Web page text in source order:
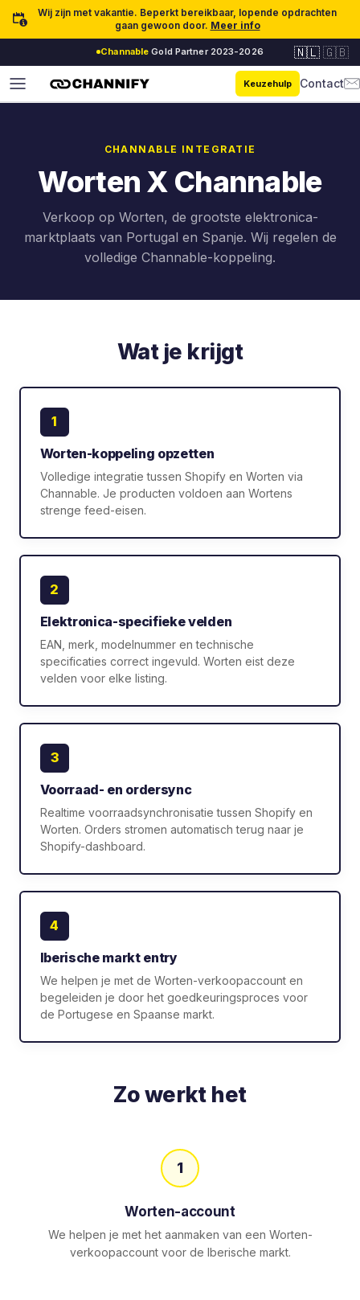
Ga naar inhoudWij zijn met vakantie. Beperkt bereikbaar, lopende opdrachten
gaan gewoon door. Meer info
Channable Gold Partner 2023-2026 🇳🇱 🇬🇧
Keuzehulp Contact
CHANNABLE INTEGRATIE
Worten X Channable
Verkoop op Worten, de grootste elektronica-
marktplaats van Portugal en Spanje. Wij regelen de
volledige Channable-koppeling.
Wat je krijgt
1
Worten-koppeling opzetten
Volledige integratie tussen Shopify en Worten via
Channable. Je producten voldoen aan Wortens
strenge feed-eisen.
2
Elektronica-specifieke velden
EAN, merk, modelnummer en technische
specificaties correct ingevuld. Worten eist deze
velden voor elke listing.
3
Voorraad- en ordersync
Realtime voorraadsynchronisatie tussen Shopify en
Worten. Orders stromen automatisch terug naar je
Shopify-dashboard.
4
Iberische markt entry
We helpen je met de Worten-verkoopaccount en
begeleiden je door het goedkeuringsproces voor
de Portugese en Spaanse markt.
Zo werkt het
1
Worten-account
We helpen je met het aanmaken van een Worten-
verkoopaccount voor de Iberische markt.